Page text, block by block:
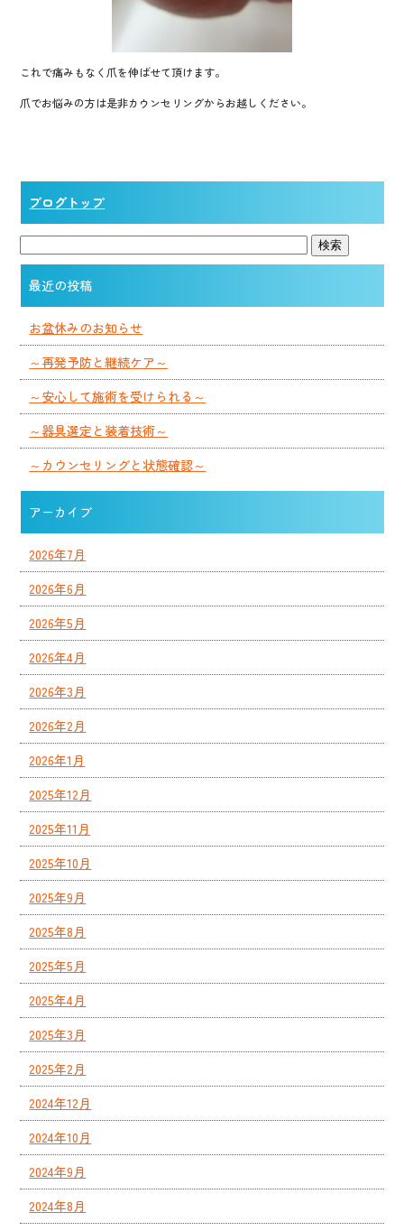
これで痛みもなく爪を伸ばせて頂けます。
爪でお悩みの方は是非カウンセリングからお越しください。
ブログトップ
最近の投稿
お盆休みのお知らせ
～再発予防と継続ケア～
～安心して施術を受けられる～
～器具選定と装着技術～
～カウンセリングと状態確認～
アーカイブ
2026年7月
2026年6月
2026年5月
2026年4月
2026年3月
2026年2月
2026年1月
2025年12月
2025年11月
2025年10月
2025年9月
2025年8月
2025年5月
2025年4月
2025年3月
2025年2月
2024年12月
2024年10月
2024年9月
2024年8月